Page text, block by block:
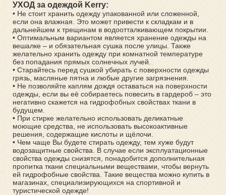
УХОД за одеждой Kerry:
• Не стоит хранить одежду упакованной или сложенной,
если она влажная. Это может привести к складкам и в
дальнейшем к трещинам в водоотталкивающем покрытии.
• Оптимальным вариантом является хранение одежды на
вешалке – и обязательная сушка после улицы. Также
желательно хранить одежду при комнатной температуре
без попадания прямых солнечных лучей.
• Старайтесь перед сушкой убирать с поверхности одежды
грязь, масляные пятна и любые другие загрязнения.
• Не позволяйте каплям дождя оставаться на поверхности
одежды, если вы её собираетесь повесить в гардероб – это
негативно скажется на гидрофобных свойствах ткани в
будущем.
• При стирке желательно использовать деликатные
моющие средства, не использовать высокоактивные
решения, содержащие кислоты и щёлочи.
• Чем чаще Вы будете стирать одежду, тем хуже будут
водозащитные свойства. В случае если эксплуатационные
свойства одежды снизятся, понадобится дополнительная
пропитка ткани специальными веществами, чтобы вернуть
ей гидрофобные свойства. Такие вещества можно купить в
магазинах, специализирующихся на спортивной и
туристической одежде!